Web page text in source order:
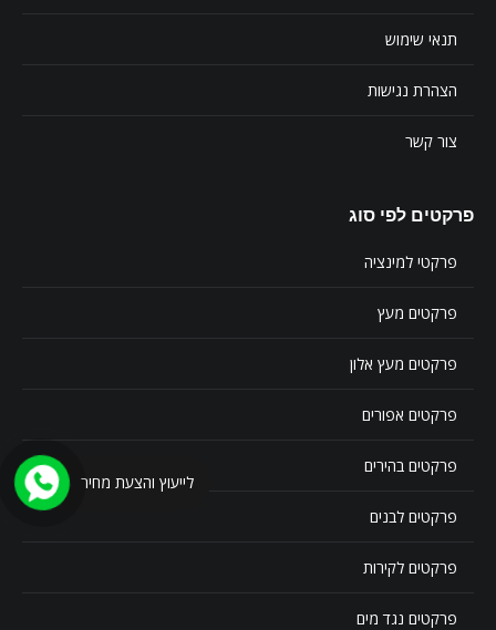
תנאי שימוש
הצהרת נגישות
צור קשר
פרקטים לפי סוג
פרקטי למינציה
פרקטים מעץ
פרקטים מעץ אלון
פרקטים אפורים
פרקטים בהירים
פרקטים לבנים
פרקטים לקירות
פרקטים נגד מים
לייעוץ והצעת מחיר